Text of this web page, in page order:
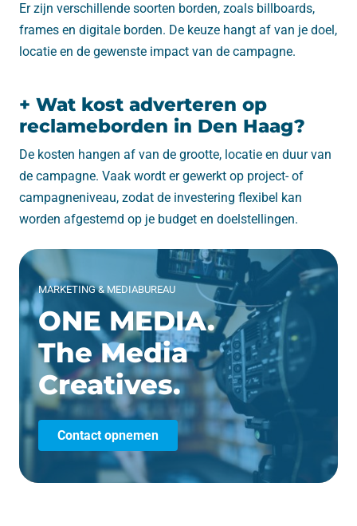
Er zijn verschillende soorten borden, zoals billboards,
frames en digitale borden. De keuze hangt af van je doel,
locatie en de gewenste impact van de campagne.
+ Wat kost adverteren op
reclameborden in Den Haag?
De kosten hangen af van de grootte, locatie en duur van
de campagne. Vaak wordt er gewerkt op project- of
campagneniveau, zodat de investering flexibel kan
worden afgestemd op je budget en doelstellingen.
MARKETING & MEDIABUREAU
ONE MEDIA.
The Media
Creatives.
Contact opnemen